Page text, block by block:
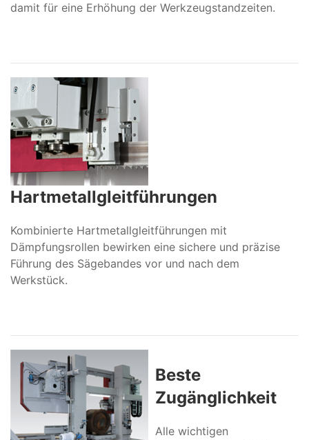
damit für eine Erhöhung der Werkzeugstandzeiten.
Hartmetallgleitführungen
Kombinierte Hartmetallgleitführungen mit
Dämpfungsrollen bewirken eine sichere und präzise
Führung des Sägebandes vor und nach dem
Werkstück.
Beste
Zugänglichkeit
Alle wichtigen